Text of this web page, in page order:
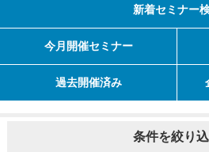
新着セミナー
今月開催セミナー
過去開催済み
条件を絞り